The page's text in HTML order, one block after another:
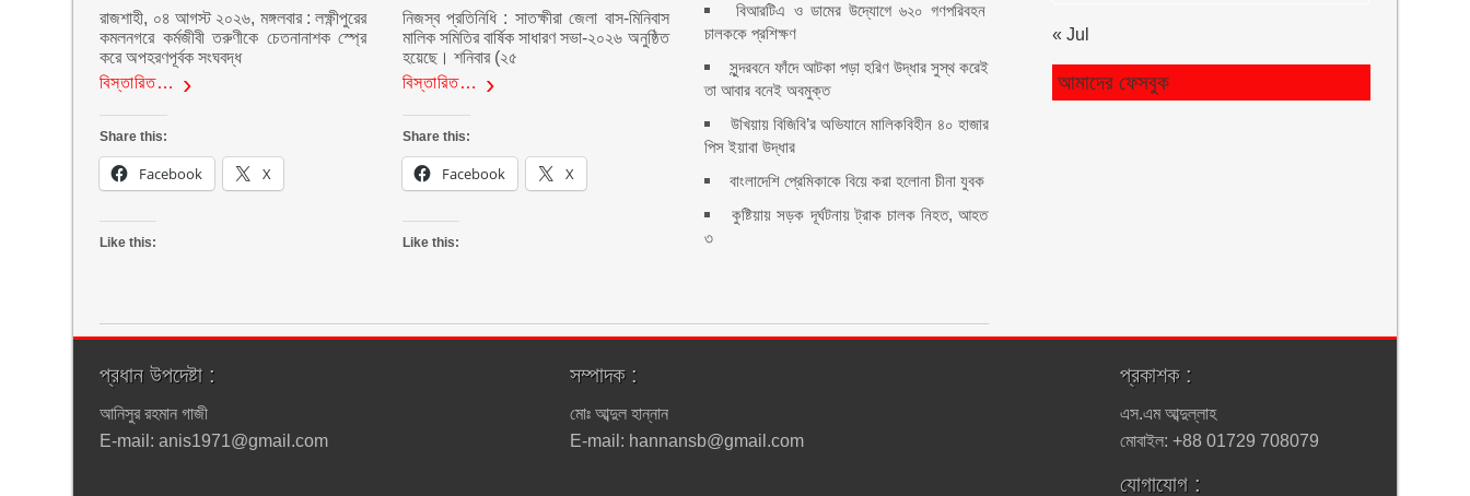
রাজশাহী, ০৪ আগস্ট ২০২৬, মঙ্গলবার : লক্ষ্ণীপুরের
কমলনগরে কর্মজীবী তরুণীকে চেতনানাশক স্প্রে
করে অপহরণপূর্বক সংঘবদ্ধ
বিস্তারিত…
Share this:
Facebook X
Like this:
নিজস্ব প্রতিনিধি : সাতক্ষীরা জেলা বাস-মিনিবাস
মালিক সমিতির বার্ষিক সাধারণ সভা-২০২৬ অনুষ্ঠিত
হয়েছে। শনিবার (২৫
বিস্তারিত…
Share this:
Facebook X
Like this:
বিআরটিএ ও ডামের উদ্যোগে ৬২০ গণপরিবহন
চালককে প্রশিক্ষণ
সুন্দরবনে ফাঁদে আটকা পড়া হরিণ উদ্ধার সুস্থ করেই
তা আবার বনেই অবমুক্ত
উখিয়ায় বিজিবি’র অভিযানে মালিকবিহীন ৪০ হাজার
পিস ইয়াবা উদ্ধার
বাংলাদেশি প্রেমিকাকে বিয়ে করা হলোনা চীনা যুবক
কুষ্টিয়ায় সড়ক দূর্ঘটনায় ট্রাক চালক নিহত, আহত
৩
« Jul
আমাদের ফেসবুক
প্রধান উপদেষ্টা :
আনিসুর রহমান গাজী
E-mail: anis1971@gmail.com
সম্পাদক :
মোঃ আব্দুল হান্নান
E-mail: hannansb@gmail.com
প্রকাশক :
এস.এম আব্দুল্লাহ
মোবাইল: +88 01729 708079
যোগাযোগ :